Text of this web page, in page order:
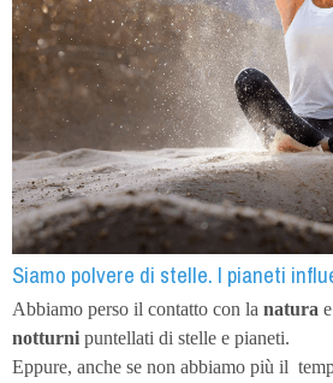
Siamo polvere di stelle. I pianeti
Abbiamo perso il contatto con la natura
notturni puntellati di stelle e pianeti.
Eppure, anche se non abbiamo più il